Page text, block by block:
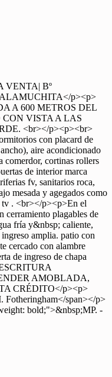
VENTA| Bº
p><p>
A 600 METROS DEL
VISTA A LAS
<br></p><p><br>
con placard de
aire acondicionado
comerdor, cortinas rollers
de interior marca
fv, sanitarios roca,
mesada y agegados como
tv . <br></p><p>En el
cerramiento plagables de
fría y&nbsp; caliente,
amplia. patio con
cercado con alambre
de ingreso de chapa
AMOBLADA,
CRÉDITO</p><p>
Fotheringham</span></p>
bold;">&nbsp;MP. -